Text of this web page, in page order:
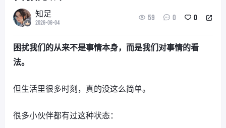
知足
2026-06-04
59 0 0
困扰我们的从来不是事情本身，而是我们对事情的看
法。
但生活里很多时刻，真的没这么简单。
很多小伙伴都有过这种状态：